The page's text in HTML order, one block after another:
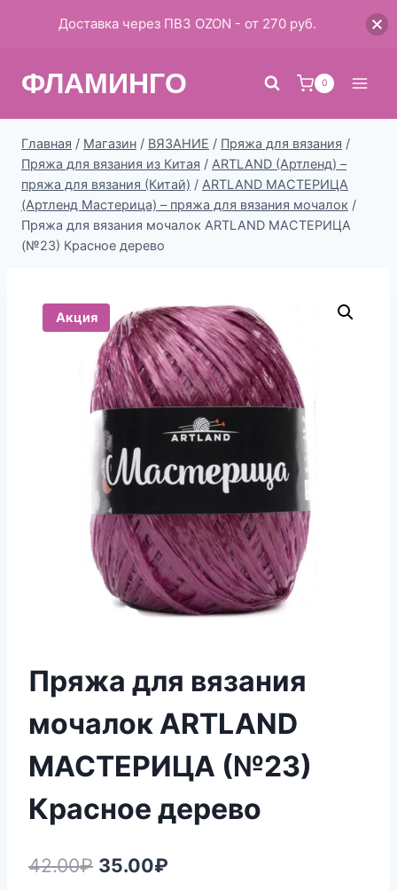
ФЛАМИНГО 0
Главная / Магазин / ВЯЗАНИЕ / Пряжа для вязания /
Пряжа для вязания из Китая / ARTLAND (Артленд) –
пряжа для вязания (Китай) / ARTLAND МАСТЕРИЦА
(Артленд Мастерица) – пряжа для вязания мочалок /
Пряжа для вязания мочалок ARTLAND МАСТЕРИЦА
(№23) Красное дерево
Акция
Пряжа для вязания
мочалок ARTLAND
МАСТЕРИЦА (№23)
Красное дерево
42.00₽ Первоначальная
35.00₽
Доставка через ПВЗ OZON - от 270 руб.